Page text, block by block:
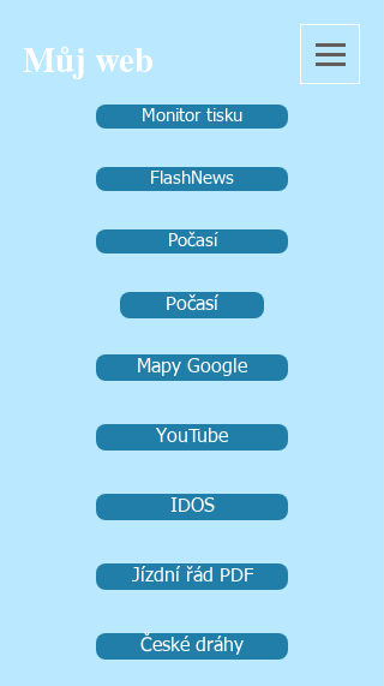
Můj web
Monitor tisku
FlashNews
Počasí
Počasí
Mapy Google
YouTube
IDOS
Jízdní řád PDF
České dráhy